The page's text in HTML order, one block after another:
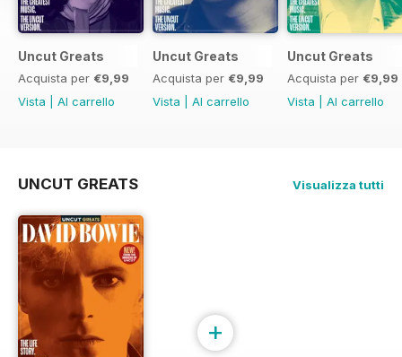
Uncut Greats
Acquista per €9,99
Vista
Al carrello
Uncut Greats
Acquista per €9,99
Vista
Al carrello
Uncut Greats
Acquista per €9,99
Vista
Al carrello
UNCUT GREATS Visualizza tutti
+